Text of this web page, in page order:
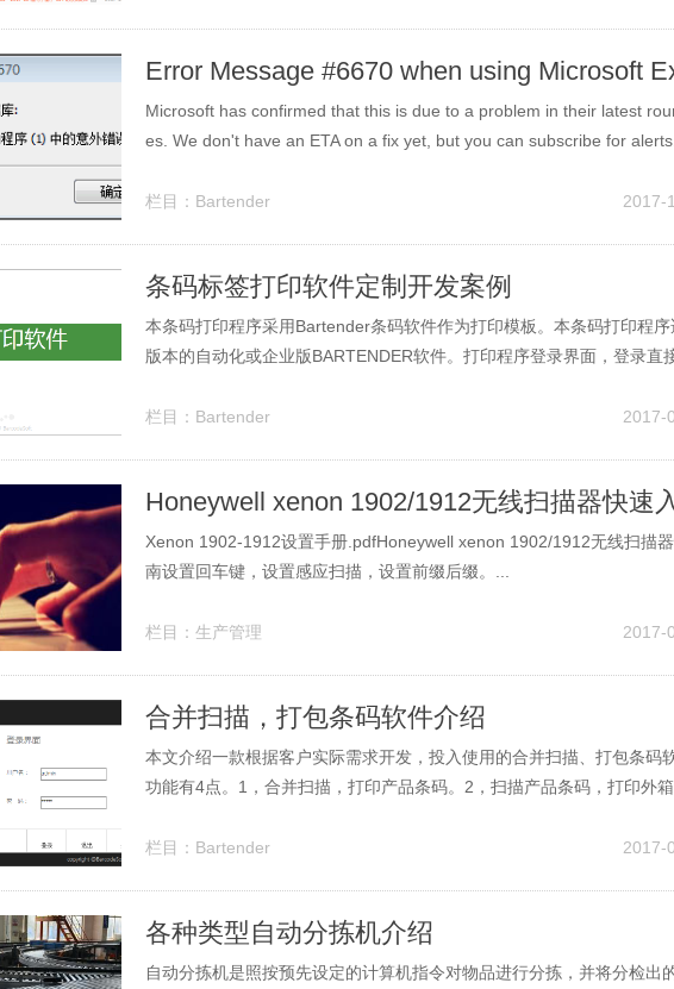
Error Message #6670 when using Microsoft
Microsoft has confirmed that this is due to a problem in their latest
es. We don't have an ETA on a fix yet, but you can subscribe for
栏目： Bartender 2017-
条码标签打印软件定制开发案例
本条码打印程序采用Bartender条码软件作为打印模板。本条码打印程
版本的自动化或企业版BARTENDER软件。打印程序登录界面，登录直
录。因为本系统运行在触摸屏电脑，所以在登录主界面后，常用功能用
栏目： Bartender 2017-
Xenon 1902-1912设置手册.pdfHoneywell xenon 1902/1912无线扫描
南设置回车键，设置感应扫描，设置前缀后缀。...
栏目： 生产管理 2017-
合并扫描，打包条码软件介绍
本文介绍一款根据客户实际需求开发，投入使用的合并扫描、打包条码
功能有4点。1，合并扫描，打印产品条码。2，扫描产品条码，打印外箱
RTENDER条码编辑软件做条码标签打印模板，就是通常所说的
栏目： Bartender 2017-
各种类型自动分拣机介绍
自动分拣机是照按预先设定的计算机指令对物品进行分拣，并将分检出